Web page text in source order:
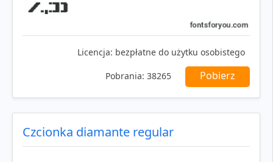
Licencja: bezpłatne do użytku osobistego
Pobrania: 38265 Pobierz
Czcionka diamante regular